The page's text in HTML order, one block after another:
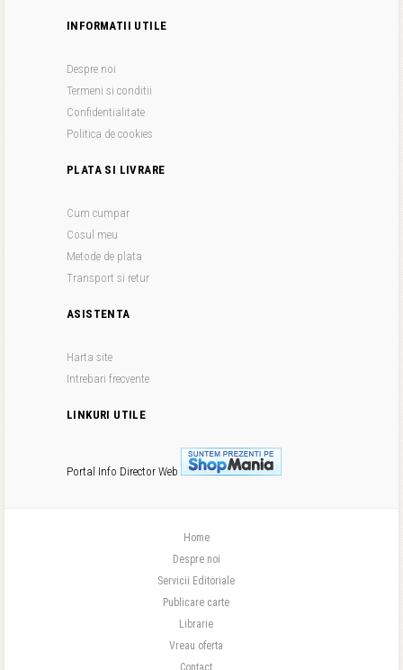
INFORMATII UTILE
Despre noi
Termeni si conditii
Confidentialitate
Politica de cookies
PLATA SI LIVRARE
Cum cumpar
Cosul meu
Metode de plata
Transport si retur
ASISTENTA
Harta site
Intrebari frecvente
LINKURI UTILE
Portal Info Director Web
Home
Despre noi
Servicii Editoriale
Publicare carte
Librarie
Vreau oferta